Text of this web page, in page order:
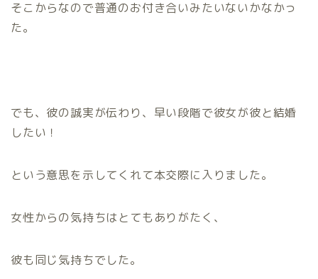
そこからなので普通のお付き合いみたいないかなかっ
た。
でも、彼の誠実が伝わり、早い段階で彼女が彼と結婚
したい！
という意思を示してくれて本交際に入りました。
女性からの気持ちはとてもありがたく、
彼も同じ気持ちでした。